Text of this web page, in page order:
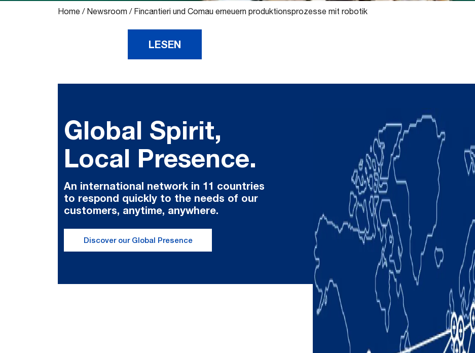
Home / Newsroom / Fincantieri und Comau erneuern produktionsprozesse mit robotik
LESEN
Global Spirit,
Local Presence.
An international network in 11 countries
to respond quickly to the needs of our
customers, anytime, anywhere.
Discover our Global Presence